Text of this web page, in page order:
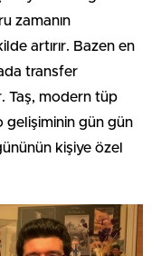
zamanın
artırır. Bazen en
transfer
Taş, modern tüp
gelişiminin gün gün
kişiye özel